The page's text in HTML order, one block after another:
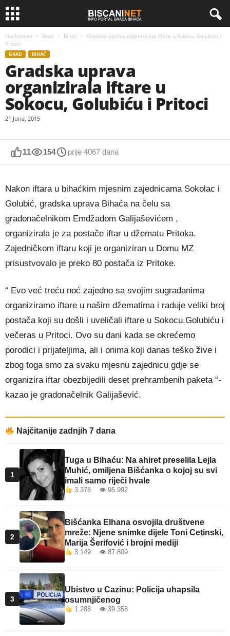
Naslovnica Grad Bihać
Gradska uprava organizirala iftare u Sokocu, Golubiću i
Pritoci
GRAD BIHAĆ
Gradska uprava
organizirala iftare u
Sokocu, Golubiću i Pritoci
21 Juna, 2015
11 154 prije 4067 dana
Nakon iftara u bihaćkim mjesnim zajednicama Sokolac i
Golubić, gradska uprava Bihaća na čelu sa
gradonačelnikom Emdžadom Galijaševićem ,
organizirala je za postače iftar u džematu Pritoka.
Zajedničkom iftaru koji je organiziran u Domu MZ
prisustvovalo je preko 80 postača iz Pritoke.
“ Evo već treću noć zajedno sa svojim sugrađanima
organiziramo iftare u našim džematima i raduje veliki broj
postača koji su došli i uveličali iftare u Sokocu,Golubiću i
večeras u Pritoci. Ovo su dani kada se okrećemo
porodici i prijateljima, ali i onima koji danas teško žive i
zbog toga smo za svaku mjesnu zajednicu gdje se
organizira iftar obezbijedili deset prehrambenih paketa “-
kazao je gradonačelnik Galijašević.
Najčitanije zadnjih 7 dana
1
Tuga u Bihaću: Na ahiret preselila Lejla
Muhić, omiljena Bišćanka o kojoj su svi
imali samo riječi hvale
3.378 👁 95.992
2
Bišćanka Elhana osvojila društvene
mreže: Njene snimke dijele Toni Cetinski,
Marija Šerifović i brojni mediji
3.149 👁 87.809
3
Ubistvo u Cazinu: Policija uhapsila
osumnjičenog
1.288 👁 39.358